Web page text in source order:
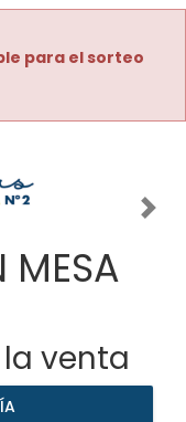
para el sorteo
MESA
venta